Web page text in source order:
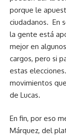
porque le
ciudadanos. En
la gente está
mejor en
cargos, pero si
estas
movimientos
de Lucas.
En fin, por eso
Márquez, del